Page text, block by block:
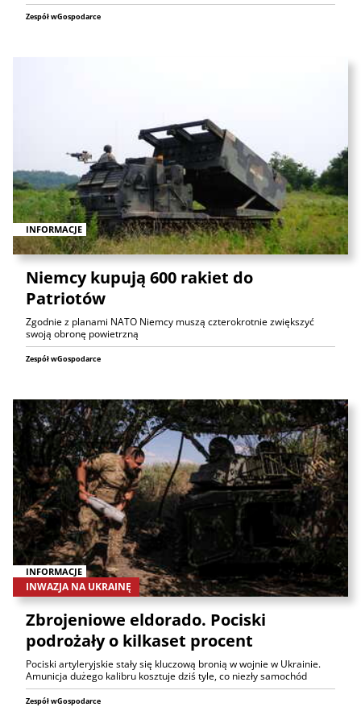
Zespół wGospodarce
INFORMACJE
Niemcy kupują 600 rakiet do
Patriotów
Zgodnie z planami NATO Niemcy muszą czterokrotnie zwiększyć
swoją obronę powietrzną
Zespół wGospodarce
INFORMACJE
INWAZJA NA UKRAINĘ
Zbrojeniowe eldorado. Pociski
podrożały o kilkaset procent
Pociski artyleryjskie stały się kluczową bronią w wojnie w Ukrainie.
Amunicja dużego kalibru kosztuje dziś tyle, co niezły samochód
Zespół wGospodarce